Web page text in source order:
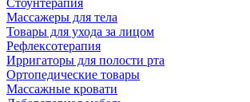
Стоунтерапия
Массажеры для тела
Товары для ухода за лицом
Рефлексотерапия
Ирригаторы для полости рта
Ортопедические товары
Массажные кровати